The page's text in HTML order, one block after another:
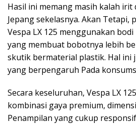
Hasil ini memang masih kalah
Jepang sekelasnya. Akan Tetapi,
Vespa LX 125 menggunakan
yang membuat bobotnya lebih
skutik bermaterial plastik. Hal ini
yang berpengaruh Pada
Secara keseluruhan, Vespa LX
kombinasi gaya premium,
Penampilan yang cukup